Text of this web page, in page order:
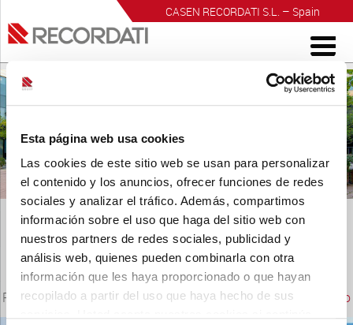
Esta página web usa cookies
Las cookies de este sitio web se usan para personalizar
el contenido y los anuncios, ofrecer funciones de redes
sociales y analizar el tráfico. Además, compartimos
información sobre el uso que haga del sitio web con
nuestros partners de redes sociales, publicidad y
análisis web, quienes pueden combinarla con otra
información que les haya proporcionado o que hayan
recopilado a partir del uso que haya hecho de sus
CASEN RECORDATI S.L. – Spain
shutterstock_245562559
Publicado10 junio, 2015 a las1000 × 667en Un medicamento
consigue mejorar significativamente los síntomas del trato